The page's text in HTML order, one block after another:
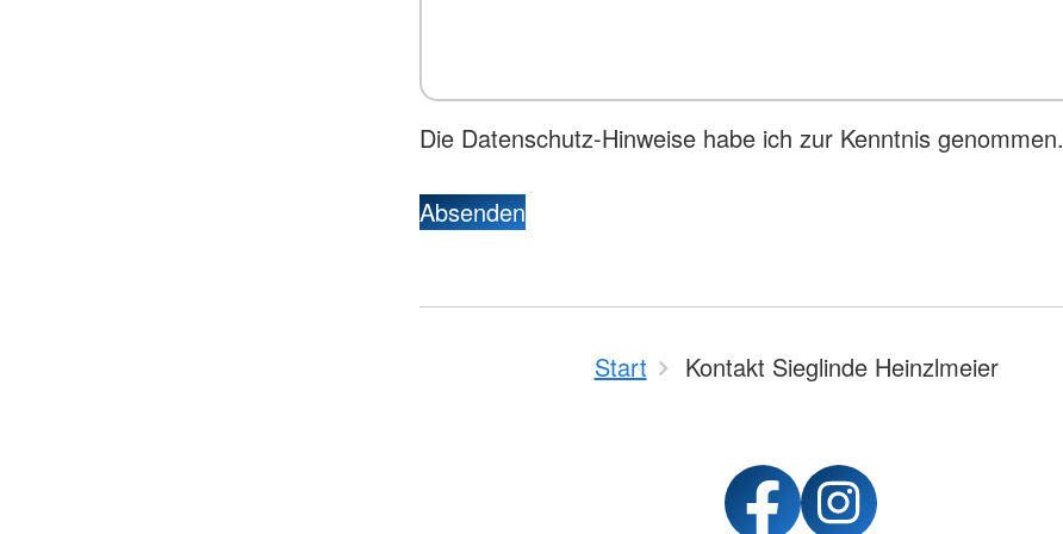
Die Datenschutz-Hinweise habe ich zur Kenntnis genommen.
Absenden
Start Kontakt Sieglinde Heinzlmeier